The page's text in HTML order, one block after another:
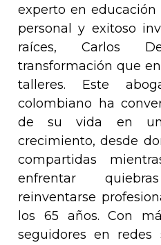
experto en educación
personal y exitoso
raíces, Carlos
transformación que
talleres. Este
colombiano ha
de su vida en
crecimiento, desde
compartidas
enfrentar
reinventarse
los 65 años. Con
seguidores en redes